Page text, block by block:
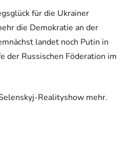
für die Ukrainer
die Demokratie an der
landet noch Putin in
der Russischen Föderation im
Realityshow mehr.